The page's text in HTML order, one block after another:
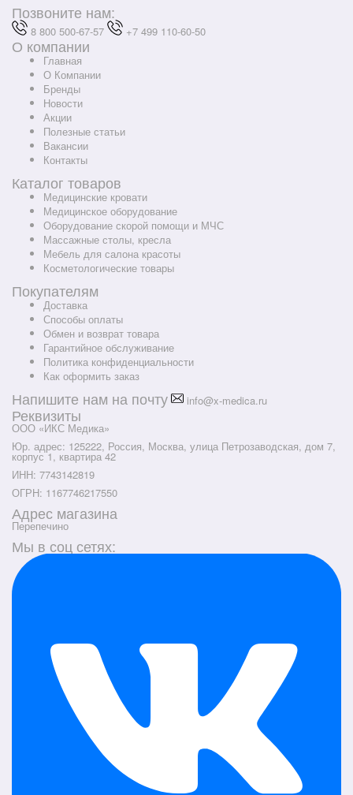
Позвоните нам:
8 800 500-67-57 +7 499 110-60-50
О компании
Главная
О Компании
Бренды
Новости
Акции
Полезные статьи
Вакансии
Контакты
Каталог товаров
Медицинские кровати
Медицинское оборудование
Оборудование скорой помощи и МЧС
Массажные столы, кресла
Мебель для салона красоты
Косметологические товары
Покупателям
Доставка
Способы оплаты
Обмен и возврат товара
Гарантийное обслуживание
Политика конфиденциальности
Как оформить заказ
Напишите нам на почту info@x-medica.ru
Реквизиты
ООО «ИКС Медика»
Юр. адрес: 125222, Россия, Москва, улица Петрозаводская, дом 7,
корпус 1, квартира 42
ИНН: 7743142819
ОГРН: 1167746217550
Адрес магазина
Перепечино
Мы в соц сетях: